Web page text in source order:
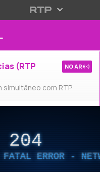
(RTP
simultâneo com RTP
NO AR
204
ERROR -